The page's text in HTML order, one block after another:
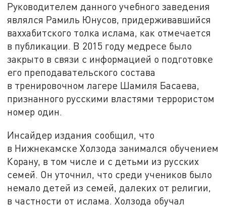
Руководителем данного учебного заведения
являлся Рамиль Юнусов, придерживавшийся
ваххабитского толка ислама, как отмечается
в публикации. В 2015 году медресе было
закрыто в связи с информацией о подготовке
его преподавательского состава
в тренировочном лагере Шамиля Басаева,
признанного русскими властями террористом
номер один.
Инсайдер издания сообщил, что
в Нижнекамске Холзода занимался обучением
Корану, в том числе и с детьми из русских
семей. Он уточнил, что среди учеников было
немало детей из семей, далеких от религии,
в частности от ислама. Холзода обучал